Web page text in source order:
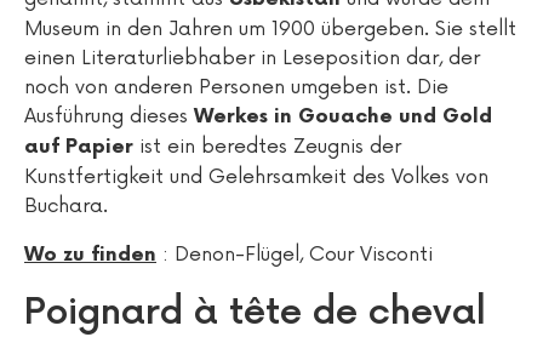
Museum in den Jahren um 1900 übergeben. Sie stellt
einen Literaturliebhaber in Leseposition dar, der
noch von anderen Personen umgeben ist. Die
Ausführung diesesWerkes in Gouache und Gold
auf Papier ist ein beredtes Zeugnis der
Kunstfertigkeit und Gelehrsamkeit des Volkes von
Buchara.
Wo zu finden : Denon-Flügel, Cour Visconti
Poignard à tête de cheval